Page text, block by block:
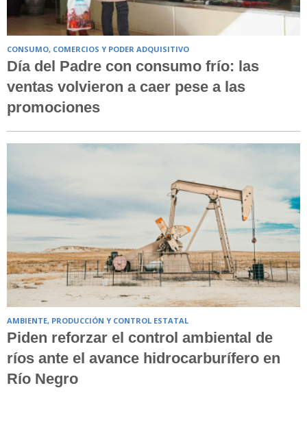
CONSUMO, COMERCIOS Y PODER ADQUISITIVO
Día del Padre con consumo frío: las
ventas volvieron a caer pese a las
promociones
AMBIENTE, PRODUCCIÓN Y CONTROL ESTATAL
Piden reforzar el control ambiental de
ríos ante el avance hidrocarburífero en
Río Negro